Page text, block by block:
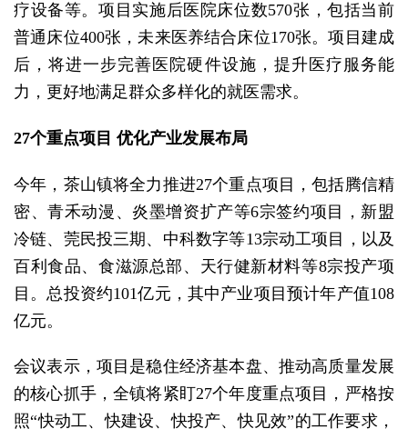
疗设备等。项目实施后医院床位数570张，包括当前
普通床位400张，未来医养结合床位170张。项目建成
后，将进一步完善医院硬件设施，提升医疗服务能
力，更好地满足群众多样化的就医需求。
27个重点项目 优化产业发展布局
今年，茶山镇将全力推进27个重点项目，包括腾信精
密、青禾动漫、炎墨增资扩产等6宗签约项目，新盟
冷链、莞民投三期、中科数字等13宗动工项目，以及
百利食品、食滋源总部、天行健新材料等8宗投产项
目。总投资约101亿元，其中产业项目预计年产值108
亿元。
会议表示，项目是稳住经济基本盘、推动高质量发展
的核心抓手，全镇将紧盯27个年度重点项目，严格按
照“快动工、快建设、快投产、快见效”的工作要求，